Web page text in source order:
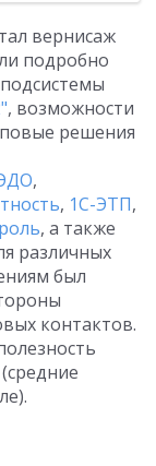
вернисаж
подробно
, возможности
решения
,
, 1С-ЭТП,
, а также
различных
был
контактов.